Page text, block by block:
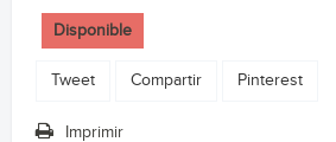
Disponible
Tweet Compartir Pinterest
Imprimir